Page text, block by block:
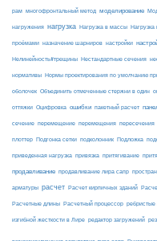
рам многофронтальный метод моделирование
нагружения нагрузка Нагрузка в массы
проёмами назначение шарниров настройки
Нелинейность#трещины Нестандартные сечения
нормативы Нормы проектирования по умолчанию
оболочек Объединить отмеченные стержни в один
оттяжки Оцифровка ошибки пакетный расчет
сечение перемещение перемещения пересечения
плоттер Подгонка сетки подколонник Подложка
приведенная нагрузка привязка притягивание
продавливание продавливание лира сапр
арматуры расчет Расчет кирпичных зданий
Расчетные длины Расчетный процессор ребристые
изгибной жесткости в Лире редактор загружений